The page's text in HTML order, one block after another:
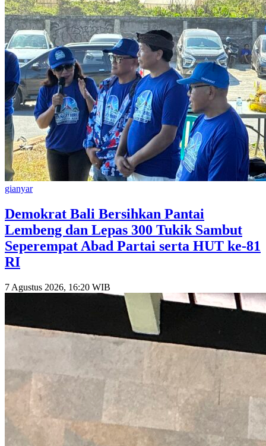
gianyar
Demokrat Bali Bersihkan Pantai
Lembeng dan Lepas 300 Tukik Sambut
Seperempat Abad Partai serta HUT ke-81
RI
7 Agustus 2026, 16:20 WIB